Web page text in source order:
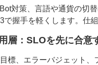
対策、言語や通貨の切
で握手を軽くします。仕
層：SLOを先に合意
標、エラーバジェット